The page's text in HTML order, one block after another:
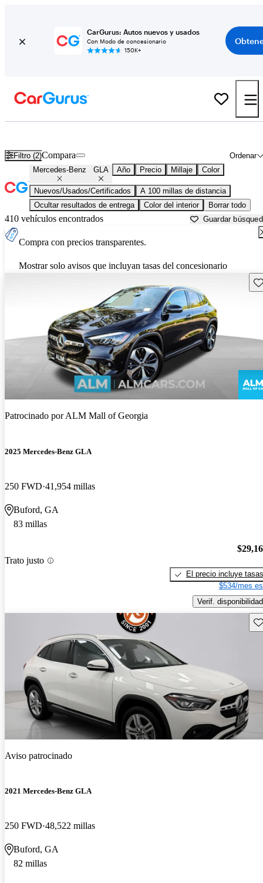
CarGurus: Autos nuevos y usados
Con Modo de concesionario
150K+
Filtro (2) Ordenar
Compara
Mercedes-Benz GLA Año Precio Millaje Color
Nuevos/Usados/Certificados
A 100 millas de distancia
Ocultar resultados de entrega
Color del interior Borrar todo
410 vehículos encontrados Guardar
Compra con precios transparentes.
Mostrar solo avisos que incluyan tasas del concesionario
Patrocinado porALM Mall of Georgia
2025 Mercedes-Benz GLA
250 FWD 41,954 millas
Buford, GA
83 millas
Trato justo
El precio incluye tasas
$534/mes
Verif. disponibilidad
Aviso patrocinado
2021 Mercedes-Benz GLA
250 FWD 48,522 millas
Buford, GA
82 millas